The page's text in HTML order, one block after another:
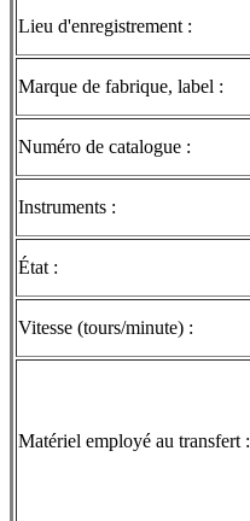
Lieu d'enregistrement :
Marque de fabrique, label :
Numéro de catalogue :
Instruments :
État :
Vitesse (tours/minute) :
Matériel employé au transfert :